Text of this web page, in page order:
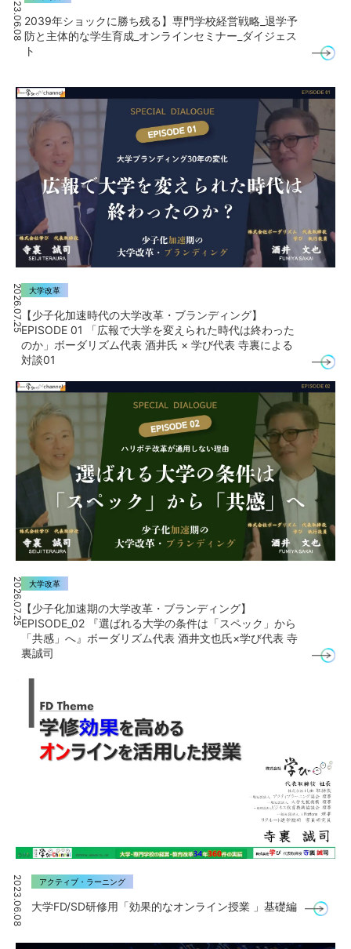
2023.06.08 2039年ショックに勝ち残る】専門学校経営戦略_退学予
防と主体的な学生育成_オンラインセミナー_ダイジェス
ト
2026.07.25 大学改革
【少子化加速時代の大学改革・ブランディング】
EPISODE 01 「広報で大学を変えられた時代は終わった
のか」ボーダリズム代表 酒井氏 × 学び代表 寺裏による
対談01
2026.07.25 大学改革
【少子化加速期の大学改革・ブランディング】
EPISODE_02 『選ばれる大学の条件は「スペック」から
「共感」へ』ボーダリズム代表 酒井文也氏×学び代表 寺
裏誠司
2023.06.08 アクティブ・ラーニング
大学FD/SD研修用「効果的なオンライン授業 」基礎編